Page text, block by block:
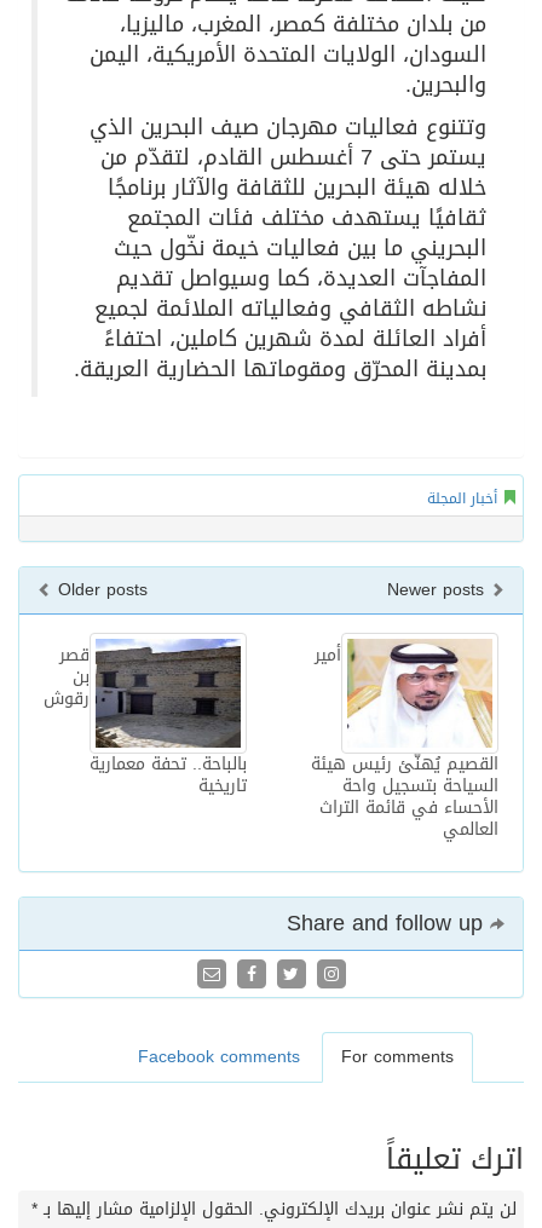
من بلدان مختلفة كمصر، المغرب، ماليزيا،
السودان، الولايات المتحدة الأمريكية، اليمن
والبحرين.
وتتنوع فعاليات مهرجان صيف البحرين الذي
يستمر حتى 7 أغسطس القادم، لتقدّم من
خلاله هيئة البحرين للثقافة والآثار برنامجًا
ثقافيًا يستهدف مختلف فئات المجتمع
البحريني ما بين فعاليات خيمة نخّول حيث
المفاجآت العديدة، كما وسيواصل تقديم
نشاطه الثقافي وفعالياته الملائمة لجميع
أفراد العائلة لمدة شهرين كاملين، احتفاءً
بمدينة المحرّق ومقوماتها الحضارية العريقة.
أخبار المجلة
Older posts
قصر
بن
رقوش
بالباحة.. تحفة معمارية
تاريخية
أمير
القصيم يُهنّئ رئيس هيئة
السياحة بتسجيل واحة
الأحساء في قائمة التراث
العالمي
For comments
Facebook comments
اترك تعليقاً
لن يتم نشر عنوان بريدك الإلكتروني. الحقول الإلزامية مشار إليها بـ*